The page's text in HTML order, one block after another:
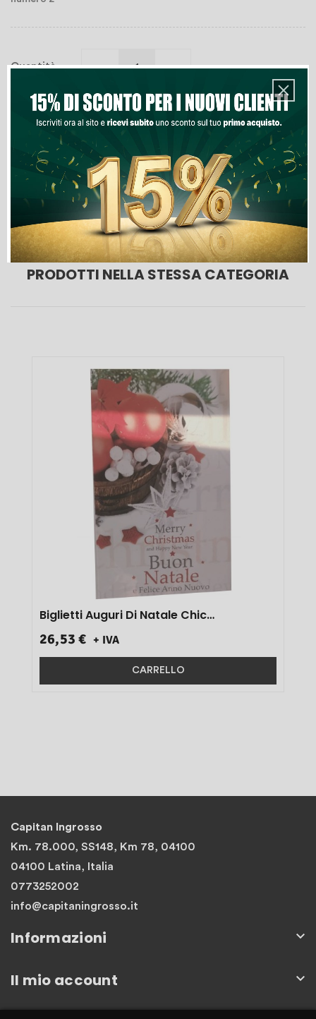
Quantità
Aggiungi Al Carrello
Lista Dei Desideri
PRODOTTI NELLA STESSA CATEGORIA
Biglietti Auguri Di Natale Chic
26,53 € + IVA
CARRELLO
Capitan Ingrosso
Km. 78.000, SS148, Km 78, 04100
04100 Latina, Italia
0773252002
info@capitaningrosso.it
Informazioni 
Il mio account 